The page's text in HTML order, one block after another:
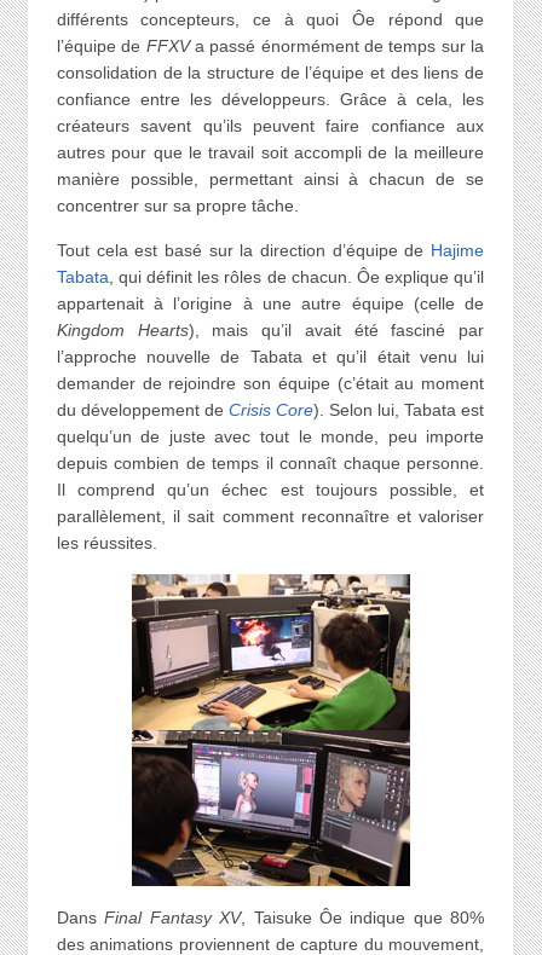
différents concepteurs, ce à quoi Ôe répond que
l’équipe de FFXVa passé énormément de temps sur la
consolidation de la structure de l’équipe et des liens de
confiance entre les développeurs. Grâce à cela, les
créateurs savent qu’ils peuvent faire confiance aux
autres pour que le travail soit accompli de la meilleure
manière possible, permettant ainsi à chacun de se
concentrer sur sa propre tâche.
Tout cela est basé sur la direction d’équipe de Hajime
Tabata , qui définit les rôles de chacun. Ôe explique qu’il
appartenait à l’origine à une autre équipe (celle de
Kingdom Hearts), mais qu’il avait été fasciné par
l’approche nouvelle de Tabata et qu’il était venu lui
demander de rejoindre son équipe (c’était au moment
du développement de Crisis Core). Selon lui, Tabata est
quelqu’un de juste avec tout le monde, peu importe
depuis combien de temps il connaît chaque personne.
Il comprend qu’un échec est toujours possible, et
parallèlement, il sait comment reconnaître et valoriser
les réussites.
DansFinal Fantasy XV, Taisuke Ôe indique que 80%
des animations proviennent de capture du mouvement,